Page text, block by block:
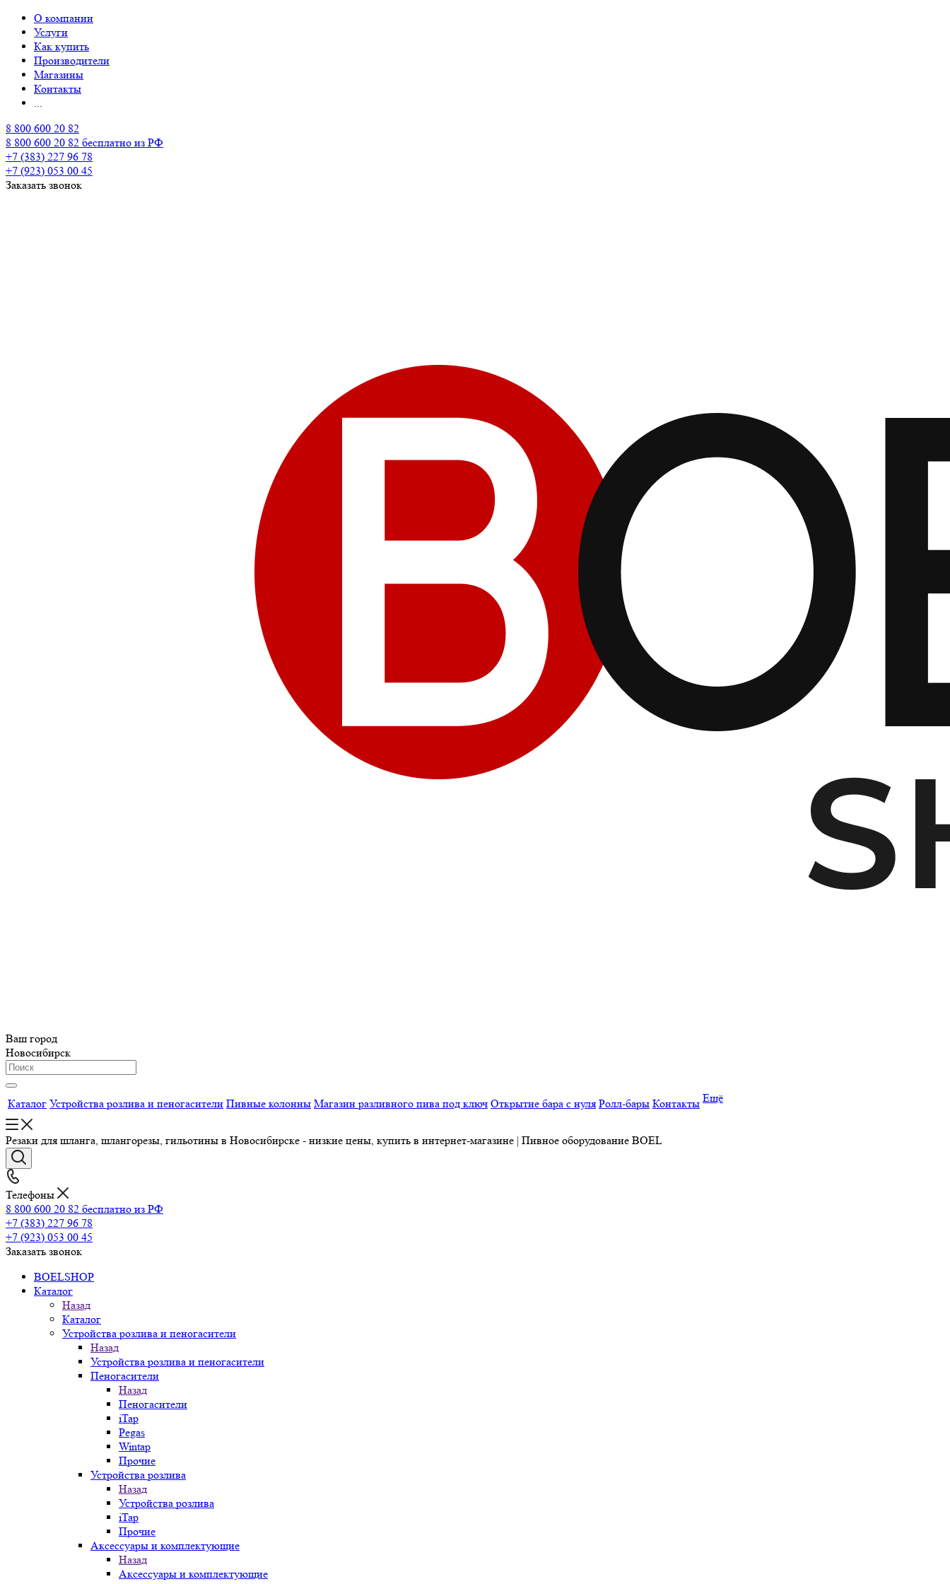
О компании
Услуги
Как купить
Производители
Магазины
Контакты
...
8 800 600 20 82
8 800 600 20 82 бесплатно из РФ
+7 (383) 227 96 78
+7 (923) 053 00 45
Заказать звонок
Ваш город
Новосибирск
Каталог Устройства розлива и пеногасители Пивные колонны Магазин разливного пива под ключ Открытие бара с нуля Ролл-бары Контакты Ещё
Резаки для шланга, шлангорезы, гильотины в Новосибирске - низкие цены, купить в интернет-магазине | Пивное оборудование BOEL
Телефоны
8 800 600 20 82 бесплатно из РФ
+7 (383) 227 96 78
+7 (923) 053 00 45
Заказать звонок
BOELSHOP
Каталог
Назад
Каталог
Устройства розлива и пеногасители
Назад
Устройства розлива и пеногасители
Пеногасители
Назад
Пеногасители
iTap
Pegas
Wintap
Прочие
Устройства розлива
Назад
Устройства розлива
iTap
Прочие
Аксессуары и комплектующие
Назад
Аксессуары и комплектующие